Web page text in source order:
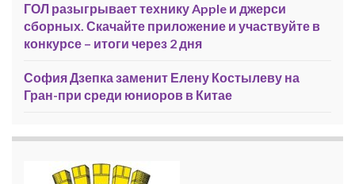
ГОЛ разыгрывает технику Apple и джерси
сборных. Скачайте приложение и участвуйте в
конкурсе – итоги через 2 дня
София Дзепка заменит Елену Костылеву на
Гран-при среди юниоров в Китае